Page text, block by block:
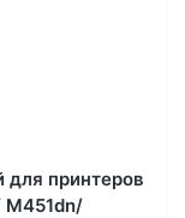
принтеров
M451dn/